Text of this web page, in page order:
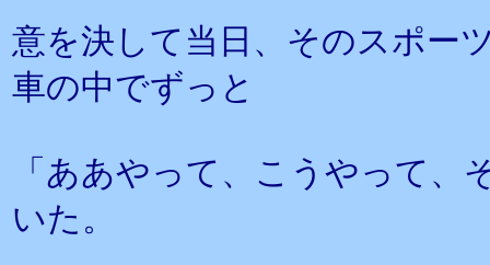
意を決して当日、そのスポー
車の中でずっと
「ああやって、こうやって
いた。